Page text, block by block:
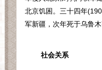
北京饥困。三十四年
军新疆，次年死于乌鲁木
社会关系